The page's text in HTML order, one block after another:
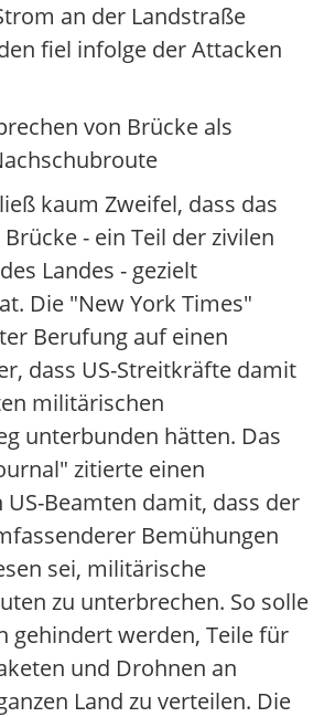
an der Landstraße
fiel infolge der Attacken
von Brücke als
kaum Zweifel, dass das
- ein Teil der zivilen
Landes - gezielt
Die "New York Times"
Berufung auf einen
dass US-Streitkräfte damit
militärischen
unterbunden hätten. Das
zitierte einen
Beamten damit, dass der
Bemühungen
sei, militärische
zu unterbrechen. So solle
gehindert werden, Teile für
und Drohnen an
Land zu verteilen. Die